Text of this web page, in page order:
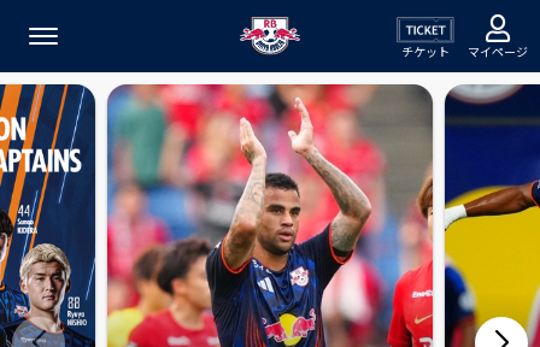
チケット マイページ